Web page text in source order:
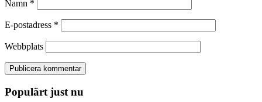
Namn *
E-postadress *
Webbplats
Populärt just nu